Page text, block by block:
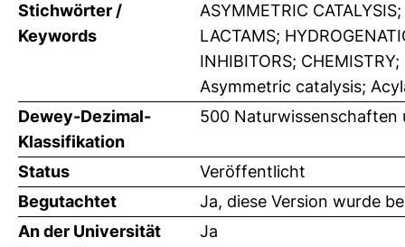
Stichwörter /
Keywords
ASYMMETRIC
LACTAMS;
INHIBITORS;
Asymmetric catalysis;
Dewey-Dezimal-
Klassifikation
500 Naturwissenschaften
Status
Veröffentlicht
Begutachtet
Ja, diese Version wurde
An der Universität
Ja